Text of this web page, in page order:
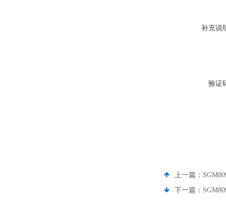
补充说
验证
上一篇：
下一篇：